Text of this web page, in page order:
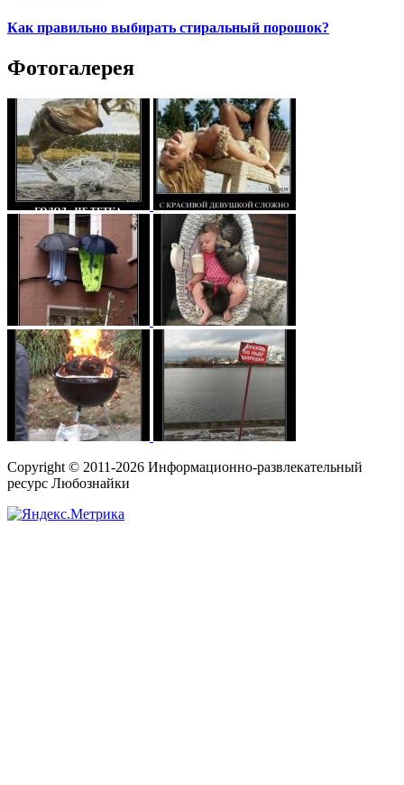
Как правильно выбирать стиральный порошок?
Фотогалерея
Copyright © 2011-2026 Информационно-развлекательный
ресурс Любознайки